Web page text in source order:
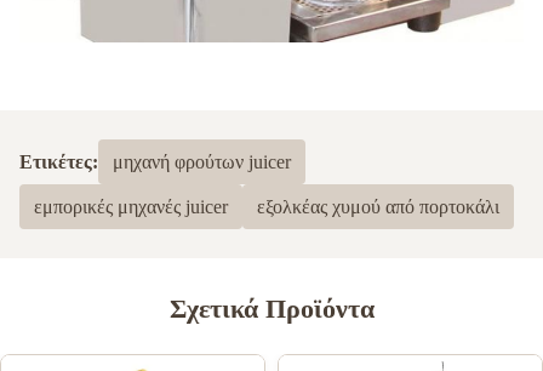
Ετικέτες: μηχανή φρούτων juicer
εμπορικές μηχανές juicer εξολκέας χυμού από πορτοκάλι
Σχετικά Προϊόντα